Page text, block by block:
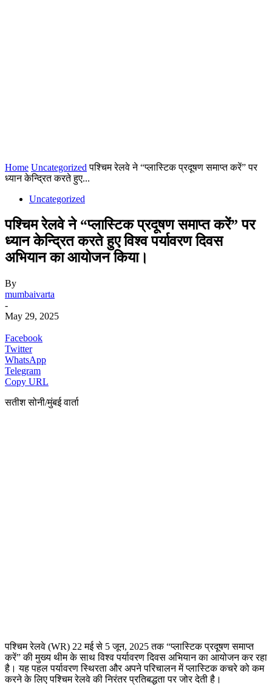
Home Uncategorized पश्चिम रेलवे ने “प्लास्टिक प्रदूषण समाप्त करें” पर
ध्यान केन्द्रित करते हुए...
Uncategorized
पश्चिम रेलवे ने “प्लास्टिक प्रदूषण समाप्त करें” पर
ध्यान केन्द्रित करते हुए विश्व पर्यावरण दिवस
अभियान का आयोजन किया।
By
mumbaivarta
-
May 29, 2025
Facebook
Twitter
WhatsApp
Telegram
Copy URL
सतीश सोनी/मुंबई वार्ता
पश्चिम रेलवे (WR) 22 मई से 5 जून, 2025 तक “प्लास्टिक प्रदूषण समाप्त
करें” की मुख्य थीम के साथ विश्व पर्यावरण दिवस अभियान का आयोजन कर रहा
है। यह पहल पर्यावरण स्थिरता और अपने परिचालन में प्लास्टिक कचरे को कम
करने के लिए पश्चिम रेलवे की निरंतर प्रतिबद्धता पर जोर देती है।